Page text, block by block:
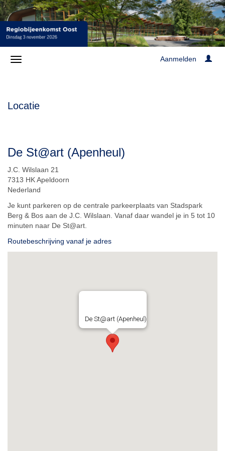
Aanmelden
Locatie
De St@art (Apenheul)
J.C. Wilslaan 21
7313 HK Apeldoorn
Nederland
Je kunt parkeren op de centrale parkeerplaats van Stadspark
Berg & Bos aan de J.C. Wilslaan. Vanaf daar wandel je in 5 tot 10
minuten naar De St@art.
Routebeschrijving vanaf je adres
De St@art (Apenheul)